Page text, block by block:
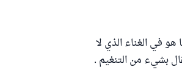
في الغناء الذي لا
بشيء من التنغيم .